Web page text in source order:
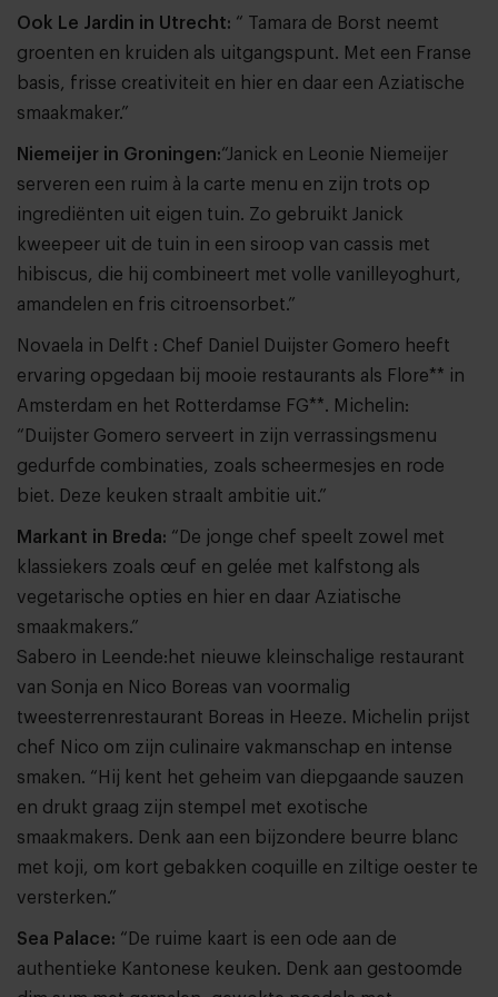
Ook Le Jardin in Utrecht: “ Tamara de Borst neemt
groenten en kruiden als uitgangspunt. Met een Franse
basis, frisse creativiteit en hier en daar een Aziatische
smaakmaker.”
Niemeijer in Groningen:“Janick en Leonie Niemeijer
serveren een ruim à la carte menu en zijn trots op
ingrediënten uit eigen tuin. Zo gebruikt Janick
kweepeer uit de tuin in een siroop van cassis met
hibiscus, die hij combineert met volle vanilleyoghurt,
amandelen en fris citroensorbet.”
Novaela in Delft : Chef Daniel Duijster Gomero heeft
ervaring opgedaan bij mooie restaurants als Flore** in
Amsterdam en het Rotterdamse FG**. Michelin:
“Duijster Gomero serveert in zijn verrassingsmenu
gedurfde combinaties, zoals scheermesjes en rode
biet. Deze keuken straalt ambitie uit.”
Markant in Breda: “De jonge chef speelt zowel met
klassiekers zoals œuf en gelée met kalfstong als
vegetarische opties en hier en daar Aziatische
smaakmakers.”
Sabero in Leende:het nieuwe kleinschalige restaurant
van Sonja en Nico Boreas van voormalig
tweesterrenrestaurant Boreas in Heeze. Michelin prijst
chef Nico om zijn culinaire vakmanschap en intense
smaken. “Hij kent het geheim van diepgaande sauzen
en drukt graag zijn stempel met exotische
smaakmakers. Denk aan een bijzondere beurre blanc
met koji, om kort gebakken coquille en ziltige oester te
versterken.”
Sea Palace: “De ruime kaart is een ode aan de
authentieke Kantonese keuken. Denk aan gestoomde